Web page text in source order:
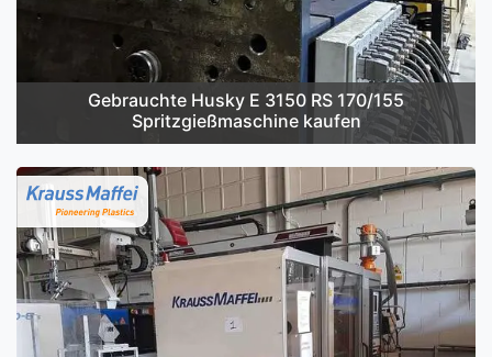
Gebrauchte Husky E 3150 RS 170/155
Spritzgießmaschine kaufen